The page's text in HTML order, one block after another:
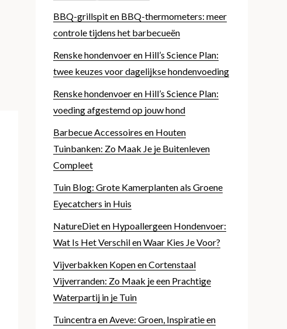
BBQ-grillspit en BBQ-thermometers: meer
controle tijdens het barbecueën
Renske hondenvoer en Hill’s Science Plan:
twee keuzes voor dagelijkse hondenvoeding
Renske hondenvoer en Hill’s Science Plan:
voeding afgestemd op jouw hond
Barbecue Accessoires en Houten
Tuinbanken: Zo Maak Je je Buitenleven
Compleet
Tuin Blog: Grote Kamerplanten als Groene
Eyecatchers in Huis
NatureDiet en Hypoallergeen Hondenvoer:
Wat Is Het Verschil en Waar Kies Je Voor?
Vijverbakken Kopen en Cortenstaal
Vijverranden: Zo Maak je een Prachtige
Waterpartij in je Tuin
Tuincentra en Aveve: Groen, Inspiratie en